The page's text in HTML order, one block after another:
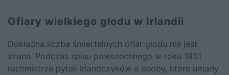
Ofiary wielkiego głodu w Irlandii
Dokładna liczba śmiertelnych ofiar głodu nie jest
znana. Podczas spisu powszechnego w roku 1851
rachmistrze pytali Irlandczyków o osoby, które umarły